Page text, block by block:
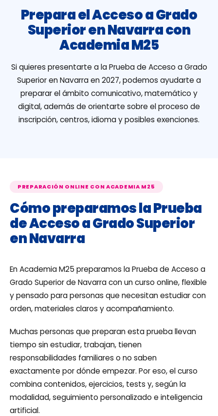
Prepara el Acceso a Grado
Superior en Navarra con
Academia M25
Si quieres presentarte a la Prueba de Acceso a Grado
Superior en Navarra en 2027, podemos ayudarte a
preparar el ámbito comunicativo, matemático y
digital, además de orientarte sobre el proceso de
inscripción, centros, idioma y posibles exenciones.
PREPARACIÓN ONLINE CON ACADEMIA M25
Cómo preparamos la Prueba
de Acceso a Grado Superior
en Navarra
En Academia M25 preparamos la Prueba de Acceso a
Grado Superior de Navarra con un curso online, flexible
y pensado para personas que necesitan estudiar con
orden, materiales claros y acompañamiento.
Muchas personas que preparan esta prueba llevan
tiempo sin estudiar, trabajan, tienen
responsabilidades familiares o no saben
exactamente por dónde empezar. Por eso, el curso
combina contenidos, ejercicios, tests y, según la
modalidad, seguimiento personalizado e inteligencia
artificial.